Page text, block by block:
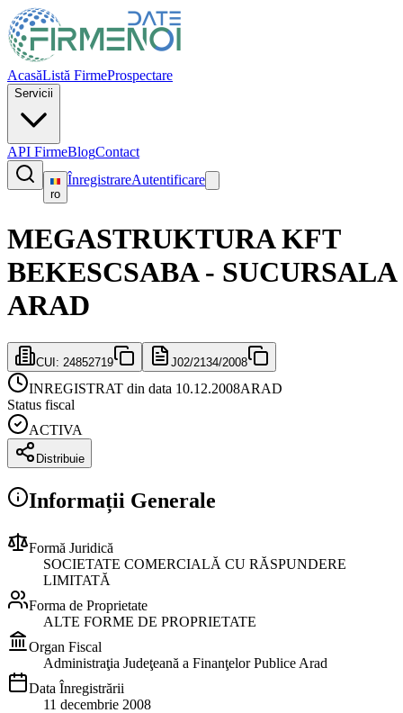
AcasăListă FirmeProspectare
Servicii
API FirmeBlogContact
ro
ÎnregistrareAutentificare
MEGASTRUKTURA KFT
BEKESCSABA - SUCURSALA
ARAD
CUI: 24852719 J02/2134/2008
INREGISTRAT din data 10.12.2008ARAD
Status fiscal
ACTIVA
Distribuie
Informații Generale
Formă Juridică
SOCIETATE COMERCIALĂ CU RĂSPUNDERE
LIMITATĂ
Forma de Proprietate
ALTE FORME DE PROPRIETATE
Organ Fiscal
Administraţia Judeţeană a Finanţelor Publice Arad
Data Înregistrării
11 decembrie 2008